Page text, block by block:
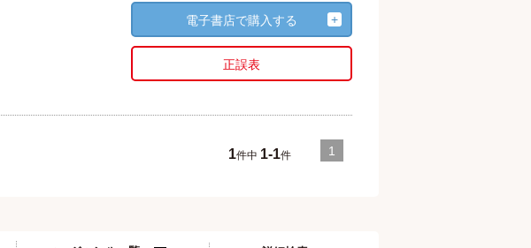
電子書店で購入する
正誤表
1件中 1-1件 1